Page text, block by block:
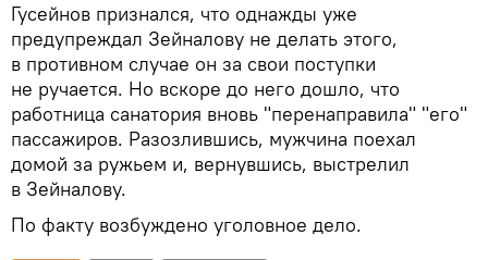
Гусейнов признался, что однажды уже
предупреждал Зейналову не делать этого,
в противном случае он за свои поступки
не ручается. Но вскоре до него дошло, что
работница санатория вновь "перенаправила" "его"
пассажиров. Разозлившись, мужчина поехал
домой за ружьем и, вернувшись, выстрелил
в Зейналову.
По факту возбуждено уголовное дело.